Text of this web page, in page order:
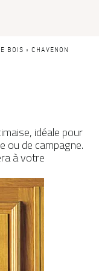
BOIS » CHAVENON
idéale pour
ou de campagne.
à votre